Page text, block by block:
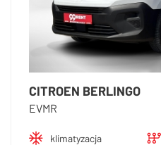
CITROEN BERLINGO
EVMR
klimatyzacja